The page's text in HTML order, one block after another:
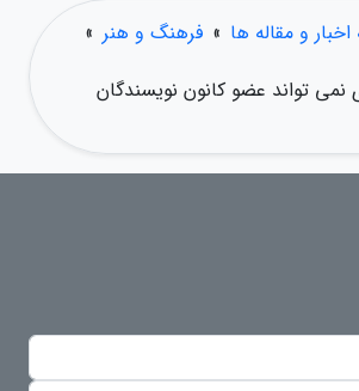
و مقاله ها » فرهنگ و هنر »
نمی تواند عضو کانون نویسندگان